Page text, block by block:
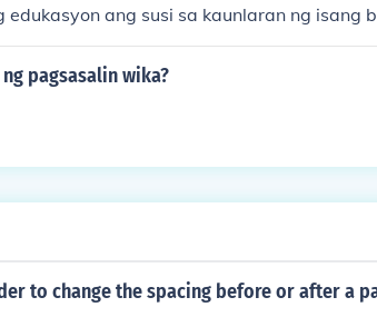
ang susi sa kaunlaran ng isang
pagsasalin wika?
to change the spacing before or after a